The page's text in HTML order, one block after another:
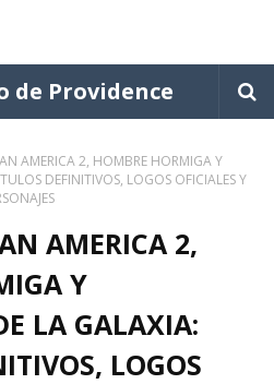
de Providence
AMERICA 2, HOMBRE HORMIGA Y
DEFINITIVOS, LOGOS OFICIALES Y
AMERICA 2,
Y
LA GALAXIA:
LOGOS